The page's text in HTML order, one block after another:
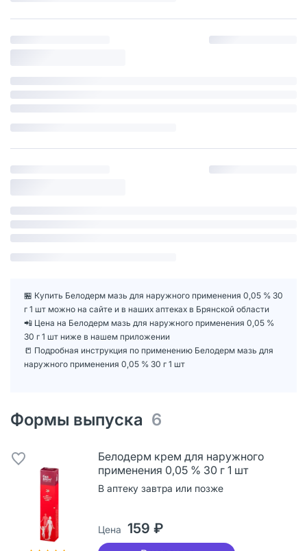
🏪 Купить Белодерм мазь для наружного применения 0,05 % 30
г 1 шт можно на сайте и в наших аптеках в Брянской области
📲 Цена на Белодерм мазь для наружного применения 0,05 %
30 г 1 шт ниже в нашем приложении
📒 Подробная инструкция по применению Белодерм мазь для
наружного применения 0,05 % 30 г 1 шт
Формы выпуска 6
Белодерм крем для наружного
применения 0,05 % 30 г 1 шт
В аптеку завтра или позже
Цена 159 ₽